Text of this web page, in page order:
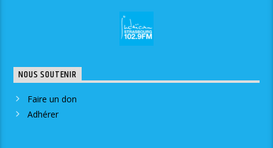
NOUS SOUTENIR
Faire un don
Adhérer